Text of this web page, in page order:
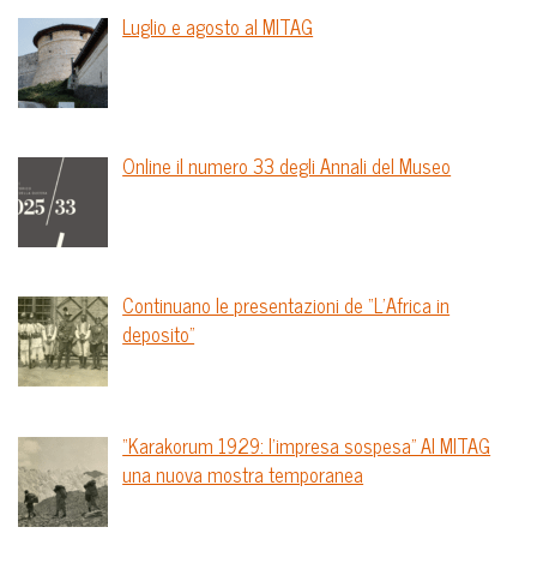
Luglio e agosto al MITAG
Online il numero 33 degli Annali del Museo
Continuano le presentazioni de “L’Africa in
deposito”
“Karakorum 1929: l’impresa sospesa” Al MITAG
una nuova mostra temporanea